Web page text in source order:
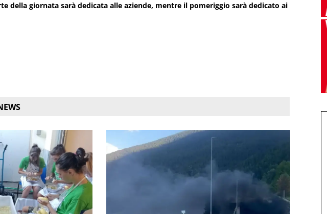
della giornata sarà dedicata alle aziende, mentre il pomeriggio sarà dedicato ai